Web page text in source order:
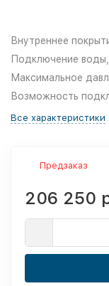
Внутреннее
Подключение
Максимальное
Возможность
Все характеристики
Предзаказ
206 250